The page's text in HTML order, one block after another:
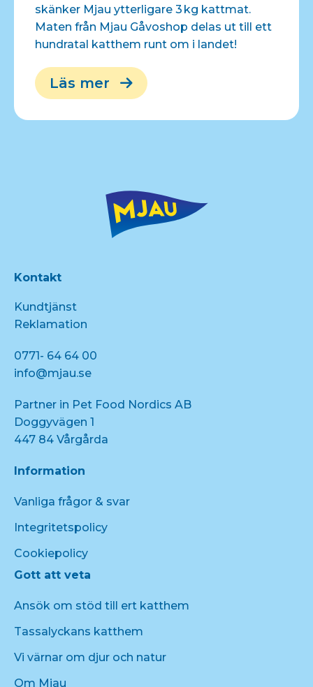
skänker Mjau ytterligare 3 kg kattmat.
Maten från Mjau Gåvoshop delas ut till ett
hundratal katthem runt om i landet!
Läs mer
Kontakt
Kundtjänst
Reklamation
0771- 64 64 00
info@mjau.se
Partner in Pet Food Nordics AB
Doggyvägen 1
447 84 Vårgårda
Information
Vanliga frågor & svar
Integritetspolicy
Cookiepolicy
Gott att veta
Ansök om stöd till ert katthem
Tassalyckans katthem
Vi värnar om djur och natur
Om Mjau